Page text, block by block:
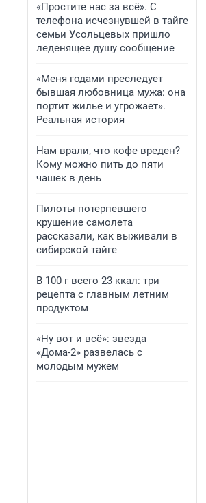
«Простите нас за всё». С
телефона исчезнувшей в тайге
семьи Усольцевых пришло
леденящее душу сообщение
«Меня годами преследует
бывшая любовница мужа: она
портит жилье и угрожает».
Реальная история
Нам врали, что кофе вреден?
Кому можно пить до пяти
чашек в день
Пилоты потерпевшего
крушение самолета
рассказали, как выживали в
сибирской тайге
В 100 г всего 23 ккал: три
рецепта с главным летним
продуктом
«Ну вот и всё»: звезда
«Дома-2» развелась с
молодым мужем